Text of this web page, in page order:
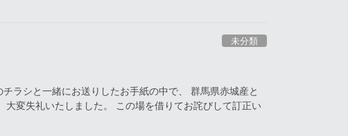
未分類
ラシと一緒にお送りしたお手紙の中で、 群馬県赤城産と
変失礼いたしました。 この場を借りてお詫びして訂正い